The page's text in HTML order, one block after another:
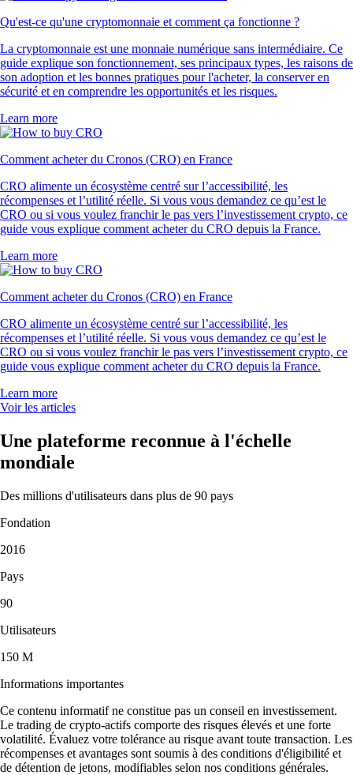
Qu'est-ce qu'une cryptomonnaie et comment ça fonctionne ?
La cryptomonnaie est une monnaie numérique sans intermédiaire. Ce
guide explique son fonctionnement, ses principaux types, les raisons de
son adoption et les bonnes pratiques pour l'acheter, la conserver en
sécurité et en comprendre les opportunités et les risques.
Learn more
Comment acheter du Cronos (CRO) en France
CRO alimente un écosystème centré sur l’accessibilité, les
récompenses et l’utilité réelle. Si vous vous demandez ce qu’est le
CRO ou si vous voulez franchir le pas vers l’investissement crypto, ce
guide vous explique comment acheter du CRO depuis la France.
Learn more
Comment acheter du Cronos (CRO) en France
CRO alimente un écosystème centré sur l’accessibilité, les
récompenses et l’utilité réelle. Si vous vous demandez ce qu’est le
CRO ou si vous voulez franchir le pas vers l’investissement crypto, ce
guide vous explique comment acheter du CRO depuis la France.
Learn more
Voir les articles
Une plateforme reconnue à l'échelle
mondiale
Des millions d'utilisateurs dans plus de 90 pays
Fondation
2016
Pays
90
Utilisateurs
150 M
Informations importantes
Ce contenu informatif ne constitue pas un conseil en investissement.
Le trading de crypto-actifs comporte des risques élevés et une forte
volatilité. Évaluez votre tolérance au risque avant toute transaction. Les
récompenses et avantages sont soumis à des conditions d'éligibilité et
de détention de jetons, modifiables selon nos conditions générales.